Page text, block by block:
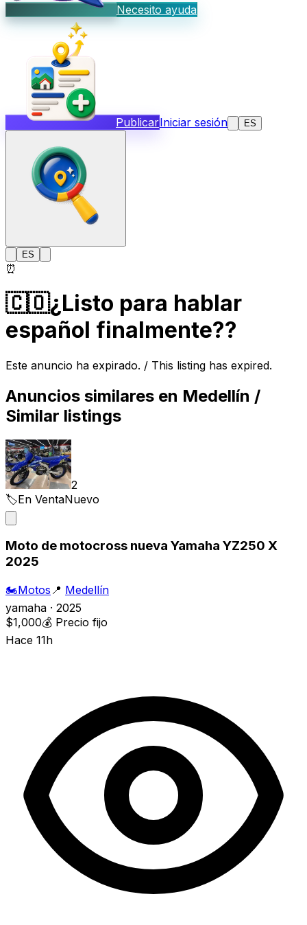
Necesito ayuda
PublicarIniciar sesión ES
ES
⏰
🇨🇴¿Listo para hablar
español finalmente??
Este anuncio ha expirado. / This listing has expired.
Anuncios similares en Medellín /
Similar listings
2
🏷️En VentaNuevo
Moto de motocross nueva Yamaha YZ250 X
2025
🏍️Motos 📍 Medellín
yamaha · 2025
$1,000💰 Precio fijo
Hace 11h